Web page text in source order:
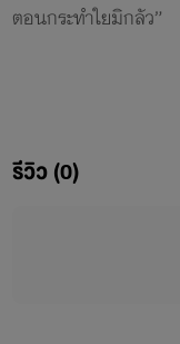
ตอนกระทำใยมิกลัว”
หลีกความผิดประหนึ่ง
รีวิว (0)